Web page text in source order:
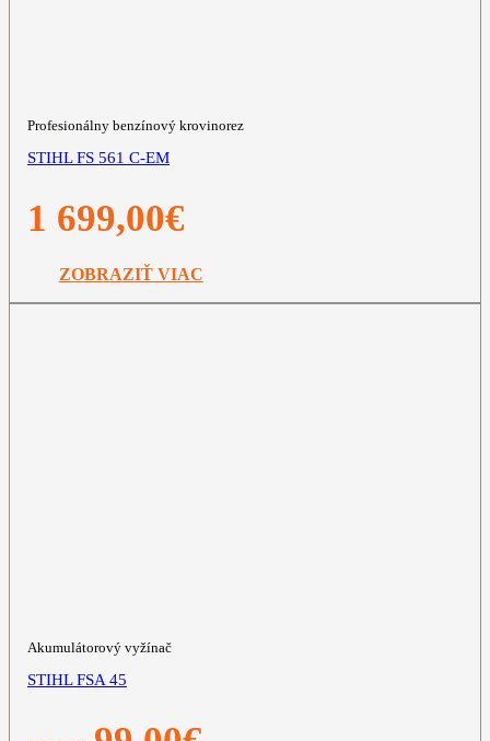
Profesionálny benzínový krovinorez
STIHL FS 561 C-EM
1 699,00€
ZOBRAZIŤ VIAC
Akumulátorový vyžínač
STIHL FSA 45
Pôvodná